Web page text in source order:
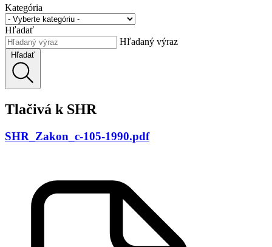
Kategória
Hľadať
Hľadaný výraz
Hľadať
Tlačivá k SHR
SHR_Zakon_c-105-1990.pdf